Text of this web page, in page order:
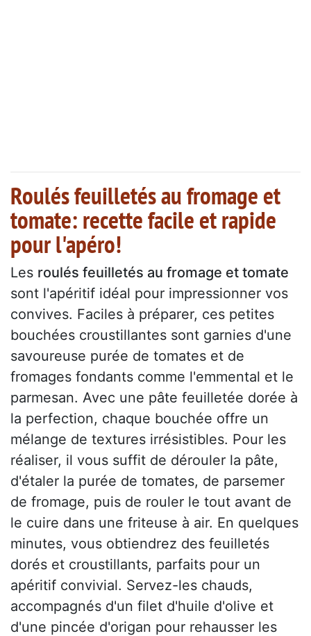
Roulés feuilletés au fromage et
tomate: recette facile et rapide
pour l'apéro!
Les roulés feuilletés au fromage et tomate
sont l'apéritif idéal pour impressionner vos
convives. Faciles à préparer, ces petites
bouchées croustillantes sont garnies d'une
savoureuse purée de tomates et de
fromages fondants comme l'emmental et le
parmesan. Avec une pâte feuilletée dorée à
la perfection, chaque bouchée offre un
mélange de textures irrésistibles. Pour les
réaliser, il vous suffit de dérouler la pâte,
d'étaler la purée de tomates, de parsemer
de fromage, puis de rouler le tout avant de
le cuire dans une friteuse à air. En quelques
minutes, vous obtiendrez des feuilletés
dorés et croustillants, parfaits pour un
apéritif convivial. Servez-les chauds,
accompagnés d'un filet d'huile d'olive et
d'une pincée d'origan pour rehausser les